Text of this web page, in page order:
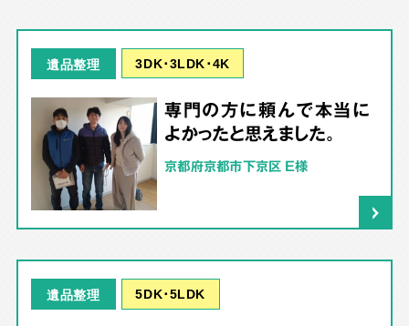
遺品整理 3DK･3LDK･4K
専門の方に頼んで本当に
よかったと思えました。
京都府京都市下京区 E様
遺品整理 5DK･5LDK